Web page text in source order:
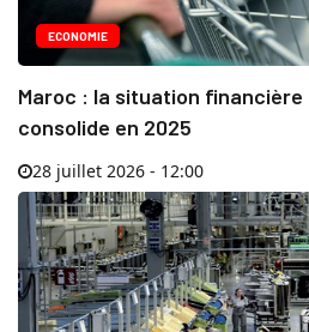
ECONOMIE
Maroc : la situation financière
consolide en 2025
28 juillet 2026 - 12:00